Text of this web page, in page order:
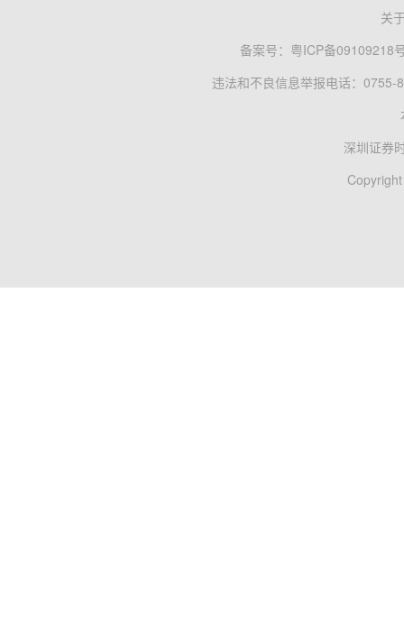
关
备案号： 粤ICP备09109218
违法和不良信息举报电话：0755-
深圳证券